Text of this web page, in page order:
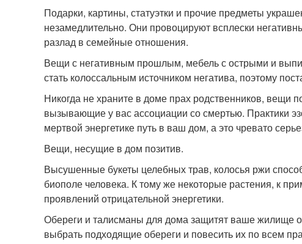
Подарки, картины, статуэтки и прочие предметы
незамедлительно. Они провоцируют всплески
разлад в семейные отношения.
Вещи с негативным прошлым, мебель с острыми и
стать колоссальным источником негатива, поэтому
Никогда не храните в доме прах родственников,
вызывающие у вас ассоциации со смертью. Практики
мертвой энергетике путь в ваш дом, а это чревато
Вещи, несущие в дом позитив.
Высушенные букеты целебных трав, колосья ржи
биополе человека. К тому же некоторые растения, к
проявлений отрицательной энергетики.
Обереги и талисманы для дома защитят ваше жилище
выбрать подходящие обереги и повесить их по всем